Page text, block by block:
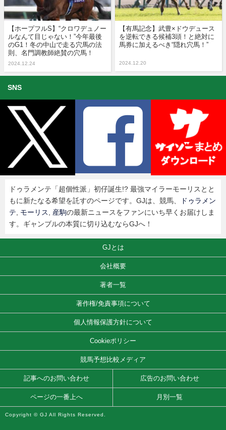
【ホープフルS】“クロワデュノー
ルなんて目じゃない！”今年最後
のG1！冬の中山で走る穴馬の法
則、名門調教師絶賛の穴馬！
2024.12.24
【有馬記念】武豊×ドウデュース
を逆転できる候補3頭！と絶対に
馬券に加えるべき“隠れ穴馬！”
2024.12.20
SNS
ドゥラメンテ「超個性派」初仔誕生!? 最強マイラーモーリスとと
もに新たなる希望を託すのページです。GJは、競馬、
ドゥラメン
テ
モーリス 産駒の最新ニュースをファンにいち早くお届けしま
す。ギャンブルの本質に切り込むならGJへ！
GJとは
会社概要
著者一覧
著作権/免責事項について
個人情報保護方針について
Cookieポリシー
競馬予想比較メディア
記事へのお問い合わせ 広告のお問い合わせ
ページの一番上へ 月別一覧
Copyright © GJ All Rights Reserved.